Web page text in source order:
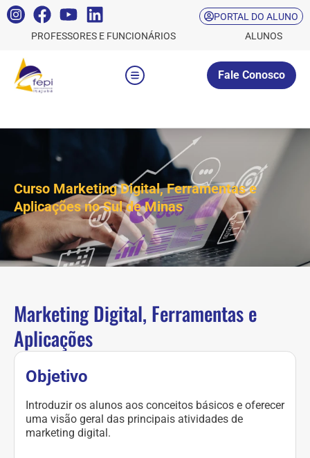
PORTAL DO ALUNO
PROFESSORES E FUNCIONÁRIOS
ALUNOS
Fale Conosco
Curso Marketing Digital, Ferramentas e
Aplicações no Sul de Minas
Marketing Digital, Ferramentas e
Aplicações
Objetivo
Introduzir os alunos aos conceitos básicos e oferecer
uma visão geral das principais atividades de
marketing digital.